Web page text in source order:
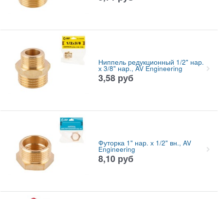
Ниппель редукционный 1/2" нар.
х 3/8" нар., AV Engineering
3,58 руб
Футорка 1" нар. х 1/2" вн., AV
Engineering
8,10 руб